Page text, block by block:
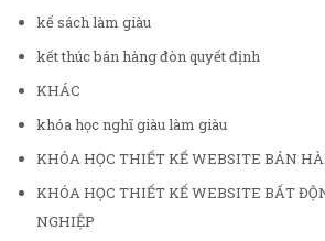
kế sách làm giàu
kết thúc bán hàng đòn quyết định
KHÁC
khóa học nghĩ giàu làm giàu
KHÓA HỌC THIẾT KẾ WEBSITE BÁN
KHÓA HỌC THIẾT KẾ WEBSITE BẤT
NGHIỆP